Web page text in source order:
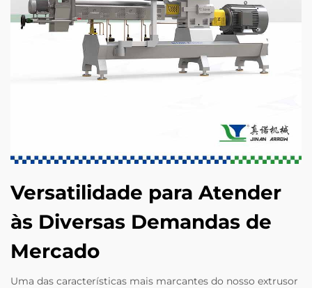
Versatilidade para Atender
às Diversas Demandas de
Mercado
Uma das características mais marcantes do nosso extrusor